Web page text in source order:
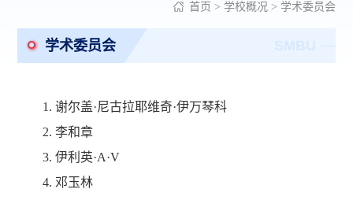
首页 > 学校概况> 学术委员会
学术委员会
1. 谢尔盖·尼古拉耶维奇·伊万琴科
2. 李和章
3. 伊利英·A·V
4. 邓玉林